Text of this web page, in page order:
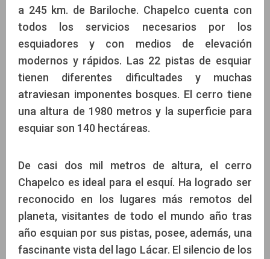
a 245 km. de Bariloche. Chapelco cuenta con
todos los servicios necesarios por los
esquiadores y con medios de elevación
modernos y rápidos. Las 22 pistas de esquiar
tienen diferentes dificultades y muchas
atraviesan imponentes bosques. El cerro tiene
una altura de 1980 metros y la superficie para
esquiar son 140 hectáreas.
De casi dos mil metros de altura, el cerro
Chapelco es ideal para el esquí. Ha logrado ser
reconocido en los lugares más remotos del
planeta, visitantes de todo el mundo año tras
año esquian por sus pistas, posee, además, una
fascinante vista del lago Lácar. El silencio de los